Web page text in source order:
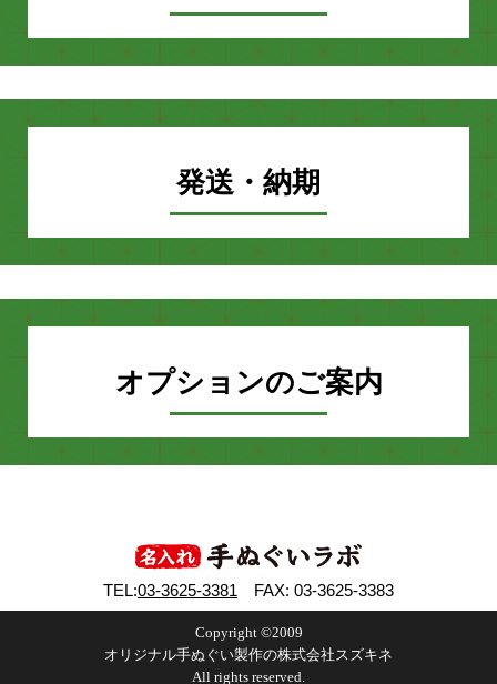
発送・納期
オプションのご案内
TEL:03-3625-3381 FAX: 03-3625-3383
Copyright ©2009
オリジナル手ぬぐい製作の株式会社スズキネ
All rights reserved.